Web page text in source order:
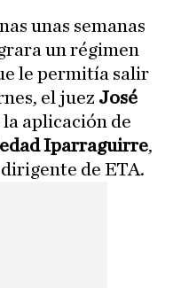
unas semanas
un régimen
le permitía salir
el juez José
aplicación de
Iparraguirre,
de ETA.